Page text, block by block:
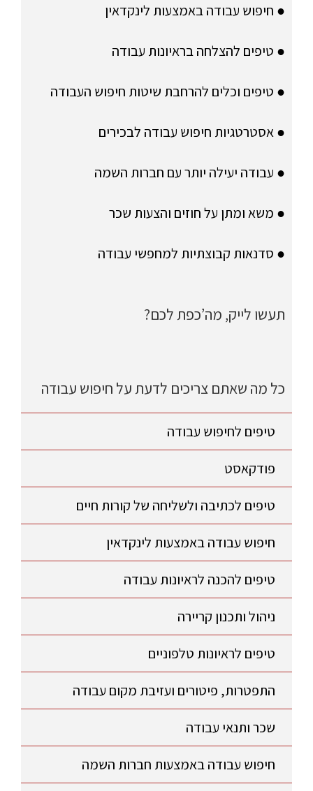
● חיפוש עבודה באמצעות לינקדאין
● טיפים להצלחה בראיונות עבודה
● טיפים וכלים להרחבת שיטות חיפוש העבודה
● אסטרטגיות חיפוש עבודה לבכירים
● עבודה יעילה יותר עם חברות השמה
● משא ומתן על חוזים והצעות שכר
● סדנאות קבוצתיות למחפשי עבודה
תעשו לייק, מה’כפת לכם?
כל מה שאתם צריכים לדעת על חיפוש עבודה
טיפים לחיפוש עבודה
פודקאסט
טיפים לכתיבה ולשליחה של קורות חיים
חיפוש עבודה באמצעות לינקדאין
טיפים להכנה לראיונות עבודה
ניהול ותכנון קריירה
טיפים לראיונות טלפוניים
התפטרות, פיטורים ועזיבת מקום עבודה
שכר ותנאי עבודה
חיפוש עבודה באמצעות חברות השמה